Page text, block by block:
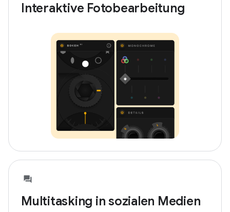
Interaktive Fotobearbeitung
Multitasking in sozialen Medien